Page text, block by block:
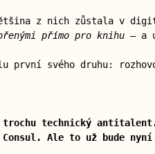
z nich zůstala v
přímo pro knihu — a
svého druhu:
technický
Ale to už bude